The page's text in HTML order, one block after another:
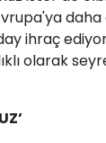
ihraç
olarak